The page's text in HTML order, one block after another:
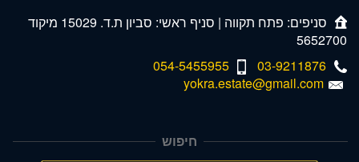
סניפים: פתח תקווה | סניף ראשי: סביון ת.ד. 15029 מיקוד
5652700
03-9211876
054-5455955
yokra.estate@gmail.com
תפריט
חיפוש